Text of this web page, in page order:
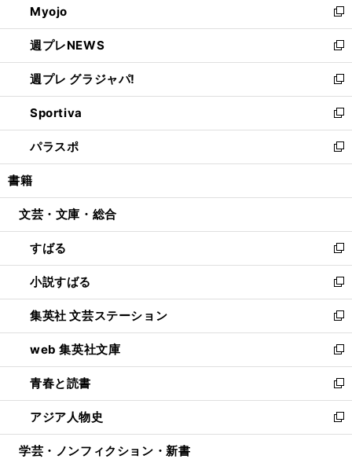
く
で
開
く
ド
ウ
で
開
く
ィ
ン
ド
ウ
で
開
く
Myojo
新
し
い
ウ
ィ
ン
ド
ウ
で
開
週プレNEWS
新
し
い
ウ
ィ
ン
ド
ウ
開
週プレ グラジャパ!
新
し
い
ウ
ィ
ン
ウ
開
く
Sportiva
新
し
い
ウ
ン
ウ
で
開
く
パラスポ
新
し
ウ
ン
ド
ウ
で
開
く
書籍
文芸・文庫・総合
すばる
新
し
い
ウ
ィ
ン
ド
ウ
で
開
く
小説すばる
新
し
い
ウ
ィ
ン
ド
ウ
で
開
集英社 文芸ステーション
新
し
い
ウ
ィ
ン
ド
ウ
web 集英社文庫
新
し
い
ウ
ィ
ン
青春と読書
新
し
い
ウ
アジア人物史
新
し
学芸・ノンフィクション・新書